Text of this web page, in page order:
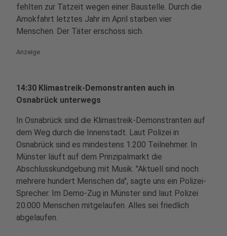
fehlten zur Tatzeit wegen einer Baustelle. Durch die
Amokfahrt letztes Jahr im April starben vier
Menschen. Der Täter erschoss sich.
Anzeige
14:30 Klimastreik-Demonstranten auch in
Osnabrück unterwegs
In Osnabrück sind die Klimastreik-Demonstranten auf
dem Weg durch die Innenstadt. Laut Polizei in
Osnabrück sind es mindestens 1.200 Teilnehmer. In
Münster läuft auf dem Prinzipalmarkt die
Abschlusskundgebung mit Musik. "Aktuell sind noch
mehrere hundert Menschen da", sagte uns ein Polizei-
Sprecher. Im Demo-Zug in Münster sind laut Polizei
20.000 Menschen mitgelaufen. Alles sei friedlich
abgelaufen.